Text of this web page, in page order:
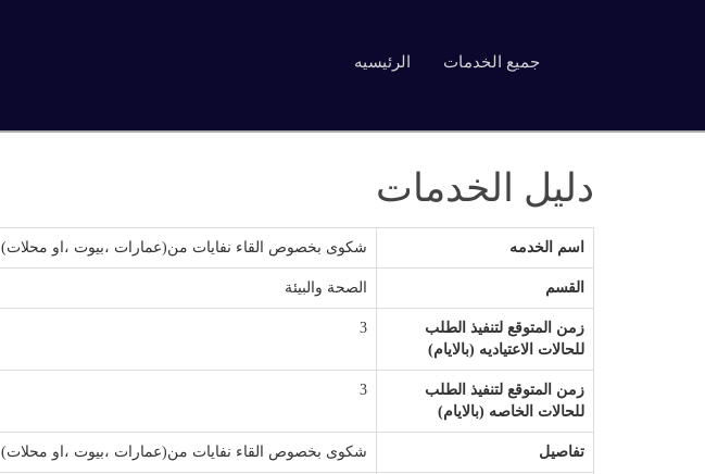
الرئيسيه جميع الخدمات
دليل الخدمات
اسم الخدمه شكوى بخصوص القاء نفايات من(عمارات ،بيوت ،او محلات)
القسم الصحة والبيئة
زمن المتوقع لتنفيذ الطلب
للحالات الاعتياديه (بالايام)
3
زمن المتوقع لتنفيذ الطلب
للحالات الخاصه (بالايام)
3
تفاصيل شكوى بخصوص القاء نفايات من(عمارات ،بيوت ،او محلات)